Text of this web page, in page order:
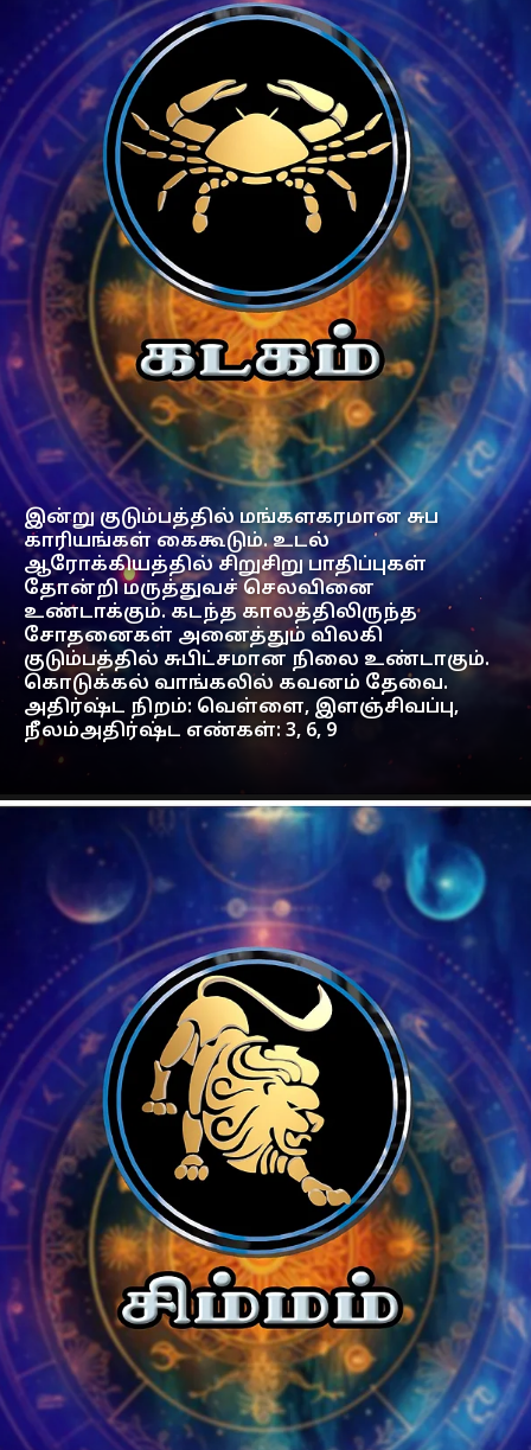
இன்று குடும்பத்தில் மங்களகரமான சுப
காரியங்கள் கைகூடும். உடல்
ஆரோக்கியத்தில் சிறுசிறு பாதிப்புகள்
தோன்றி மருத்துவச் செலவினை
உண்டாக்கும். கடந்த காலத்திலிருந்த
சோதனைகள் அனைத்தும் விலகி
குடும்பத்தில் சுபிட்சமான நிலை உண்டாகும்.
கொடுக்கல் வாங்கலில் கவனம் தேவை.
அதிர்ஷ்ட நிறம்: வெள்ளை, இளஞ்சிவப்பு,
நீலம்அதிர்ஷ்ட எண்கள்: 3, 6, 9